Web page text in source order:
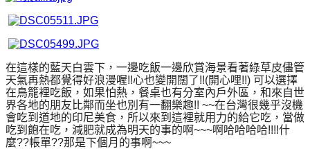
在這樣的藍天白雲下，一邊吃飯一邊欣賞海景看著綠草皮儘管
天氣再熱都覺得好浪漫喔!!心也變開闊了!!(開心哩!!) 可以選擇
在鳥籠裡吃飯，如果怕熱，餐桌也有分室內戶外區，和來自世
界各地的朋友比鄰而坐也別有一翻樂趣!! ~~在台灣很幾乎沒機
會吃到道地的印尼美食，所以來到這裡就用力的給它吃，當做
吃到飽在吃，減肥就成為明天的事的啊~~~啊哈哈哈哈!!!!什
麼??帳單??那是下個月的事啊~~~